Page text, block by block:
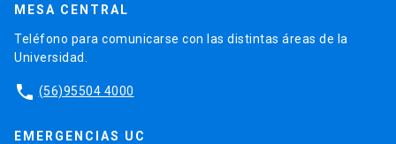
MESA CENTRAL
Teléfono para comunicarse con las distintas áreas de la
Universidad.
phone (56)95504 4000
EMERGENCIAS UC